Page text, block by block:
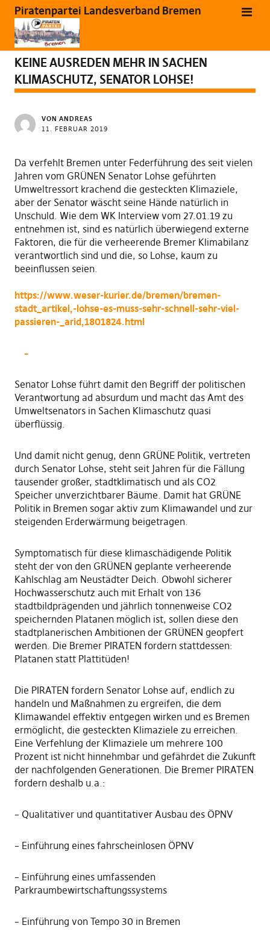
Piratenpartei Landesverband Bremen
PRESSE
KEINE AUSREDEN MEHR IN SACHEN
KLIMASCHUTZ, SENATOR LOHSE!
VON ANDREAS
11. FEBRUAR 2019
Da verfehlt Bremen unter Federführung des seit vielen
Jahren vom GRÜNEN Senator Lohse geführten
Umweltressort krachend die gesteckten Klimaziele,
aber der Senator wäscht seine Hände natürlich in
Unschuld. Wie dem WK Interview vom 27.01.19 zu
entnehmen ist, sind es natürlich überwiegend externe
Faktoren, die für die verheerende Bremer Klimabilanz
verantwortlich sind und die, so Lohse, kaum zu
beeinflussen seien.
https://www.weser-kurier.de/bremen/bremen-
stadt_artikel,-lohse-es-muss-sehr-schnell-sehr-viel-
passieren-_arid,1801824.html
–
Senator Lohse führt damit den Begriff der politischen
Verantwortung ad absurdum und macht das Amt des
Umweltsenators in Sachen Klimaschutz quasi
überflüssig.
Und damit nicht genug, denn GRÜNE Politik, vertreten
durch Senator Lohse, steht seit Jahren für die Fällung
tausender großer, stadtklimatisch und als CO2
Speicher unverzichtbarer Bäume. Damit hat GRÜNE
Politik in Bremen sogar aktiv zum Klimawandel und zur
steigenden Erderwärmung beigetragen.
Symptomatisch für diese klimaschädigende Politik
steht der von den GRÜNEN geplante verheerende
Kahlschlag am Neustädter Deich. Obwohl sicherer
Hochwasserschutz auch mit Erhalt von 136
stadtbildprägenden und jährlich tonnenweise CO2
speichernden Platanen möglich ist, sollen diese den
stadtplanerischen Ambitionen der GRÜNEN geopfert
werden. Die Bremer PIRATEN fordern stattdessen:
Platanen statt Plattitüden!
Die PIRATEN fordern Senator Lohse auf, endlich zu
handeln und Maßnahmen zu ergreifen, die dem
Klimawandel effektiv entgegen wirken und es Bremen
ermöglicht, die gesteckten Klimaziele zu erreichen.
Eine Verfehlung der Klimaziele um mehrere 100
Prozent ist nicht hinnehmbar und gefährdet die Zukunft
der nachfolgenden Generationen. Die Bremer PIRATEN
fordern deshalb u.a.:
– Qualitativer und quantitativer Ausbau des ÖPNV
– Einführung eines fahrscheinlosen ÖPNV
– Einführung eines umfassenden
Parkraumbewirtschaftungssystems
– Einführung von Tempo 30 in Bremen